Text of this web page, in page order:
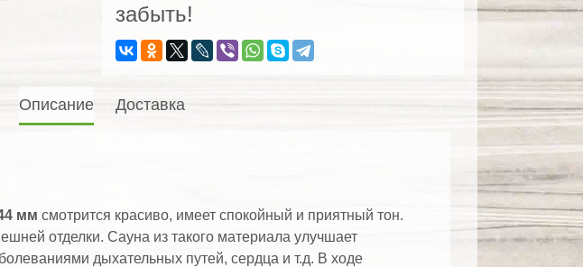
забыть!
Описание Доставка
мм смотрится красиво, имеет спокойный и приятный тон.
отделки. Сауна из такого материала улучшает
дыхательных путей, сердца и т.д. В ходе